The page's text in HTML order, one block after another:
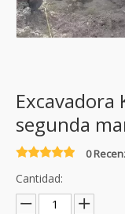
Excavadora
segunda
0
Cantidad: